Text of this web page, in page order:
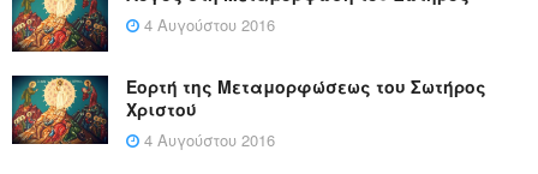
4 Αυγούστου 2016
Εορτή της Μεταμορφώσεως του Σωτήρος
Χριστού
4 Αυγούστου 2016